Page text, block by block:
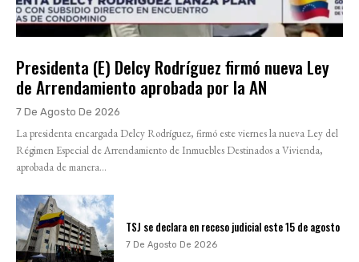
Presidenta (E) Delcy Rodríguez firmó nueva Ley
de Arrendamiento aprobada por la AN
7 De Agosto De 2026
La presidenta encargada Delcy Rodríguez, firmó este viernes la nueva Ley del
Régimen Especial de Arrendamiento de Inmuebles Destinados a Vivienda,
aprobada de manera...
TSJ se declara en receso judicial este 15 de agosto
7 De Agosto De 2026